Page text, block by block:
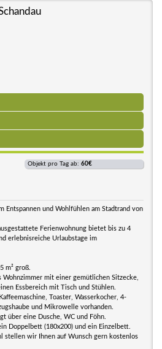
Objekt pro Tag ab: 60€
Entspannen und Wohlfühlen am Stadtrand von
Ferienwohnung bietet bis zu 4
erlebnisreiche Urlaubstage im
m² groß.
mit einer gemütlichen Sitzecke,
Essbereich mit Tisch und Stühlen.
Toaster, Wasserkocher, 4-
und Mikrowelle vorhanden.
über eine Dusche, WC und Föhn.
Doppelbett (180x200) und ein Einzelbett.
stellen wir Ihnen auf Wunsch gern kostenlos